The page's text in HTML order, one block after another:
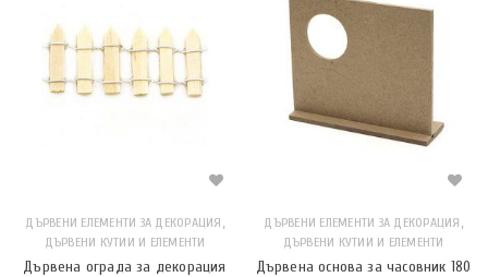
ДЪРВЕНИ ЕЛЕМЕНТИ ЗА ДЕКОРАЦИЯ ,
ДЪРВЕНИ КУТИИ И ЕЛЕМЕНТИ
Дървена ограда за декорация
ДЪРВЕНИ ЕЛЕМЕНТИ ЗА ДЕКОРАЦИЯ ,
ДЪРВЕНИ КУТИИ И ЕЛЕМЕНТИ
Дървена основа за часовник 180